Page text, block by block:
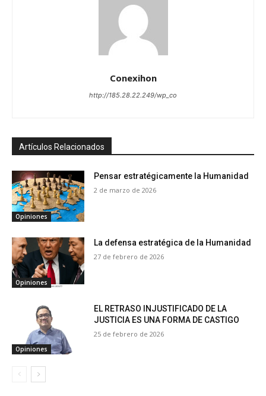
Conexihon
http://185.28.22.249/wp_co
Artículos Relacionados
Opiniones
Pensar estratégicamente la Humanidad
2 de marzo de 2026
Opiniones
La defensa estratégica de la Humanidad
27 de febrero de 2026
Opiniones
EL RETRASO INJUSTIFICADO DE LA
JUSTICIA ES UNA FORMA DE CASTIGO
25 de febrero de 2026